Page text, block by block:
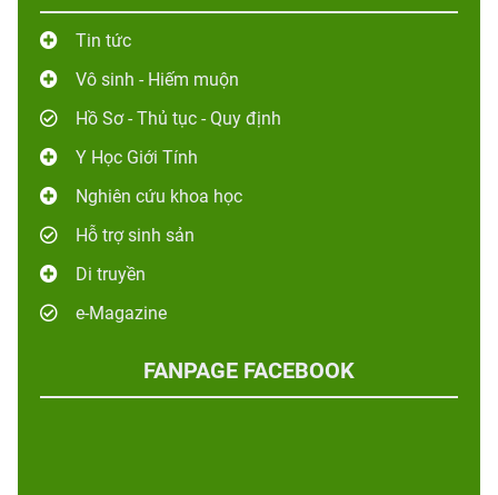
Tin tức
Vô sinh - Hiếm muộn
Hồ Sơ - Thủ tục - Quy định
Y Học Giới Tính
Nghiên cứu khoa học
Hỗ trợ sinh sản
Di truyền
e-Magazine
FANPAGE FACEBOOK